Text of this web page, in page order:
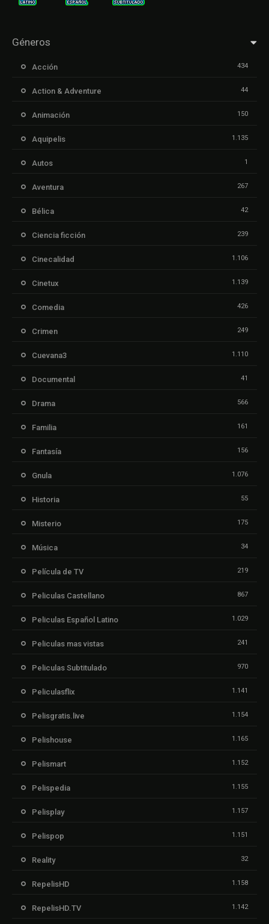
Géneros
Acción 434
Action & Adventure 44
Animación 150
Aquipelis 1.135
Autos 1
Aventura 267
Bélica 42
Ciencia ficción 239
Cinecalidad 1.106
Cinetux 1.139
Comedia 426
Crimen 249
Cuevana3 1.110
Documental 41
Drama 566
Familia 161
Fantasía 156
Gnula 1.076
Historia 55
Misterio 175
Música 34
Película de TV 219
Peliculas Castellano 867
Peliculas Español Latino 1.029
Peliculas mas vistas 241
Peliculas Subtitulado 970
Peliculasflix 1.141
Pelisgratis.live 1.154
Pelishouse 1.165
Pelismart 1.152
Pelispedia 1.155
Pelisplay 1.157
Pelispop 1.151
Reality 32
RepelisHD 1.158
RepelisHD.TV 1.142